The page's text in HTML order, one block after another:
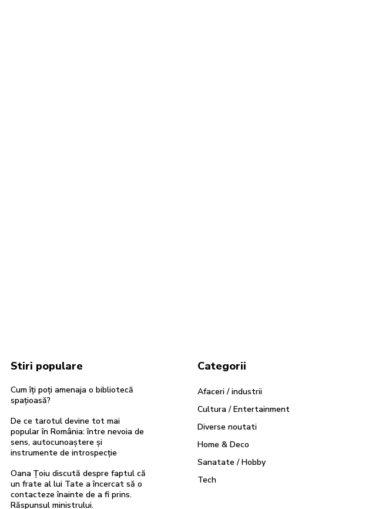
Stiri populare
Cum îți poți amenaja o bibliotecă
spațioasă?
De ce tarotul devine tot mai
popular în România: între nevoia de
sens, autocunoaștere și
instrumente de introspecție
Oana Țoiu discută despre faptul că
un frate al lui Tate a încercat să o
contacteze înainte de a fi prins.
Răspunsul ministrului.
Categorii
Afaceri / industrii
Cultura / Entertainment
Diverse noutati
Home & Deco
Sanatate / Hobby
Tech